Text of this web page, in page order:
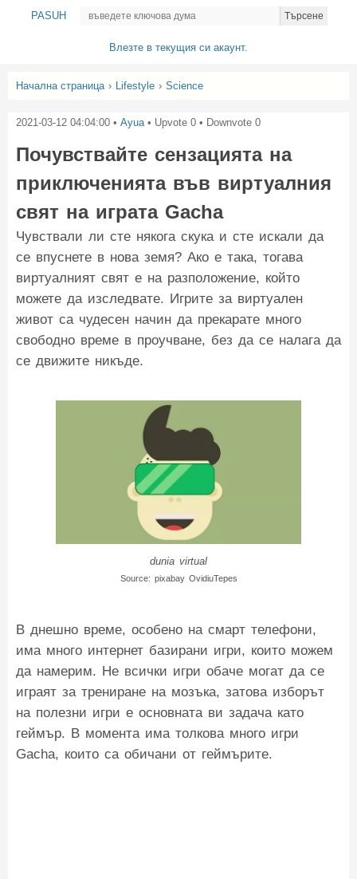
PASUH Търсене
Влезте в текущия си акаунт.
Начална страница › Lifestyle › Science
2021-03-12 04:04:00 • Ayua• Upvote 0 • Downvote 0
Почувствайте сензацията на
приключенията във виртуалния
свят на играта Gacha
Чувствали ли сте някога скука и сте искали да
се впуснете в нова земя? Ако е така, тогава
виртуалният свят е на разположение, който
можете да изследвате. Игрите за виртуален
живот са чудесен начин да прекарате много
свободно време в проучване, без да се налага да
се движите никъде.
dunia virtual
Source: pixabay OvidiuTepes
В днешно време, особено на смарт телефони,
има много интернет базирани игри, които можем
да намерим. Не всички игри обаче могат да се
играят за трениране на мозъка, затова изборът
на полезни игри е основната ви задача като
геймър. В момента има толкова много игри
Gacha, които са обичани от геймърите.